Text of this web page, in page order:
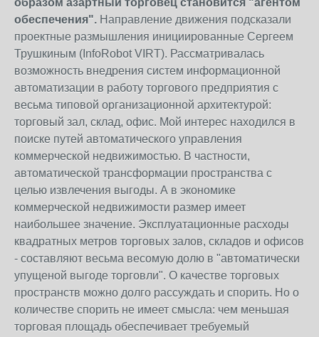
образом азартный торговец становится "агентом
обеспечения". Направление движения подсказали
проектные размышления инициированные Сергеем
Трушкиным (InfoRobot VIRT). Рассматривалась
возможность внедрения систем информационной
автоматизации в работу торгового предприятия с
весьма типовой организационной архитектурой:
торговый зал, склад, офис. Мой интерес находился в
поиске путей автоматического управления
коммерческой недвижимостью. В частности,
автоматической трансформации пространства с
целью извлечения выгоды. А в экономике
коммерческой недвижимости размер имеет
наибольшее значение. Эксплуатационные расходы
квадратных метров торговых залов, складов и офисов
- составляют весьма весомую долю в "автоматически
упущеной выгоде торговли". О качестве торговых
пространств можно долго рассуждать и спорить. Но о
количестве спорить не имеет смысла: чем меньшая
торговая площадь обеспечивает требуемый